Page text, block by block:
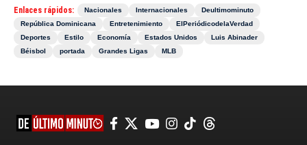
Enlaces rápidos: Nacionales Internacionales
Deultimominuto
República Dominicana
Entretenimiento
ElPeriódicodelaVerdad
Deportes
Estilo Economía Estados Unidos
Luis Abinader
Béisbol
portada Grandes Ligas MLB